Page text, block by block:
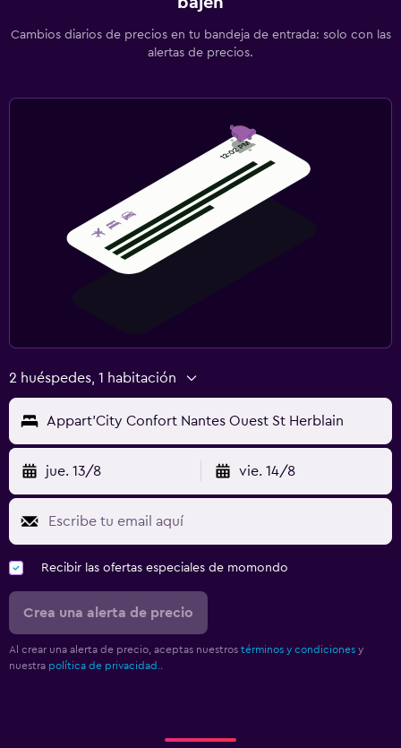
Cambios diarios de precios en tu bandeja de entrada: solo con las
alertas de precios.
2 huéspedes, 1 habitación
Appart'City Confort Nantes Ouest St Herblain
jue. 13/8 vie. 14/8
Recibir las ofertas especiales de momondo
Crea una alerta de precio
Al crear una alerta de precio, aceptas nuestros términos y condiciones y
nuestra política de privacidad.